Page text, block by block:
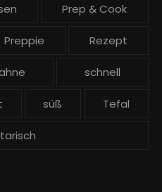
Prep & Cook
Preppie Rezept
schnell
süß Tefal